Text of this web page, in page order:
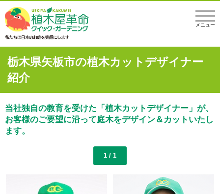
メニュー
栃木県矢板市の植木カットデザイナー
紹介
当社独自の教育を受けた「植木カットデザイナー」が、
お客様のご要望に沿って庭木をデザイン＆カットいたし
ます。
1 / 1